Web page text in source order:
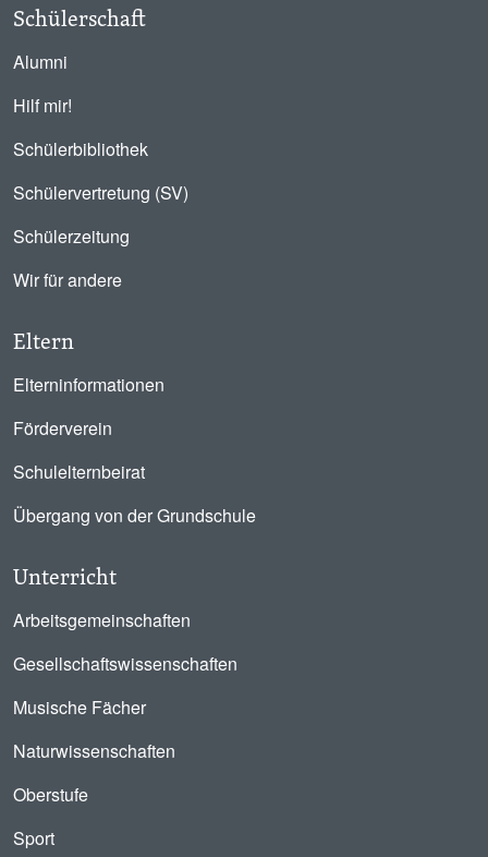
Schülerschaft
Alumni
Hilf mir!
Schülerbibliothek
Schülervertretung (SV)
Schülerzeitung
Wir für andere
Eltern
Elterninformationen
Förderverein
Schulelternbeirat
Übergang von der Grundschule
Unterricht
Arbeitsgemeinschaften
Gesellschaftswissenschaften
Musische Fächer
Naturwissenschaften
Oberstufe
Sport